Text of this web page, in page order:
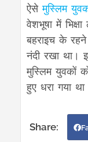
ऐसेमुस्लिम
वेशभूषा में
बहराइच के
नंदी रखा था।
मुस्लिम युवकों
हुए धरा गया